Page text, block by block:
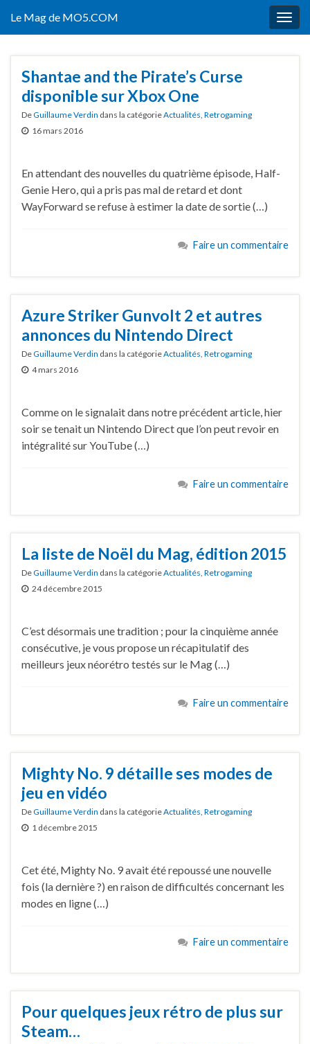
Le Mag de MO5.COM
Shantae and the Pirate’s Curse
disponible sur Xbox One
DeGuillaume Verdin dans la catégorieActualités, Retrogaming
16 mars 2016
En attendant des nouvelles du quatrième épisode, Half-
Genie Hero, qui a pris pas mal de retard et dont
WayForward se refuse à estimer la date de sortie (…)
Faire un commentaire
Azure Striker Gunvolt 2 et autres
annonces du Nintendo Direct
DeGuillaume Verdin dans la catégorieActualités Retrogaming
4 mars 2016
Comme on le signalait dans notre précédent article, hier
soir se tenait un Nintendo Direct que l’on peut revoir en
intégralité sur YouTube (…)
Faire un commentaire
La liste de Noël du Mag, édition 2015
DeGuillaume Verdin dans la catégorieActualités, Retrogaming
24 décembre 2015
C’est désormais une tradition ; pour la cinquième année
consécutive, je vous propose un récapitulatif des
meilleurs jeux néorétro testés sur le Mag (…)
Faire un commentaire
Mighty No. 9 détaille ses modes de
jeu en vidéo
DeGuillaume Verdin dans la catégorieActualités Retrogaming
1 décembre 2015
Cet été, Mighty No. 9 avait été repoussé une nouvelle
fois (la dernière ?) en raison de difficultés concernant les
modes en ligne (…)
Faire un commentaire
Pour quelques jeux rétro de plus sur
Steam…